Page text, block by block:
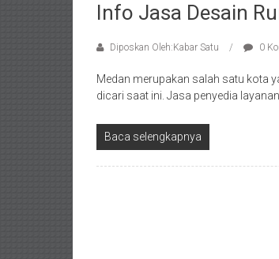
Info Jasa Desain
Diposkan Oleh:Kabar Satu 0
Medan merupakan salah satu kota
dicari saat ini. Jasa penyedia
Baca selengkapnya